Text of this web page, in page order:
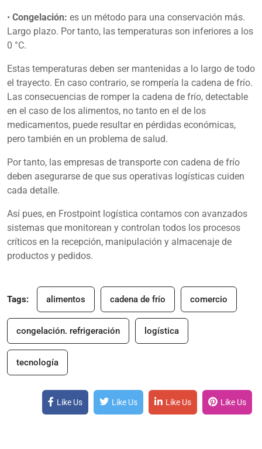
• Congelación: es un método para una conservación más.
Largo plazo. Por tanto, las temperaturas son inferiores a los
0 °C.
Estas temperaturas deben ser mantenidas a lo largo de todo
el trayecto. En caso contrario, se rompería la cadena de frío.
Las consecuencias de romper la cadena de frío, detectable
en el caso de los alimentos, no tanto en el de los
medicamentos, puede resultar en pérdidas económicas,
pero también en un problema de salud.
Por tanto, las empresas de transporte con cadena de frío
deben asegurarse de que sus operativas logísticas cuiden
cada detalle.
Así pues, en Frostpoint logística contamos con avanzados
sistemas que monitorean y controlan todos los procesos
críticos en la recepción, manipulación y almacenaje de
productos y pedidos.
Tags: alimentos cadena de frío comercio
congelación. refrigeración logística
tecnología
Like Us Like Us Like Us Like Us